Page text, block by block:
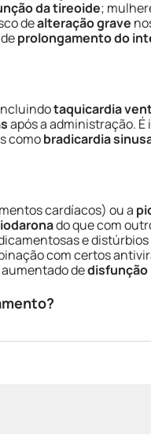
da tireoide;
dealteração grave
prolongamento do
taquicardia
após a administração.
comobradicardia
cardíacos) ou a
do que com
e
com certos
dedisfunção